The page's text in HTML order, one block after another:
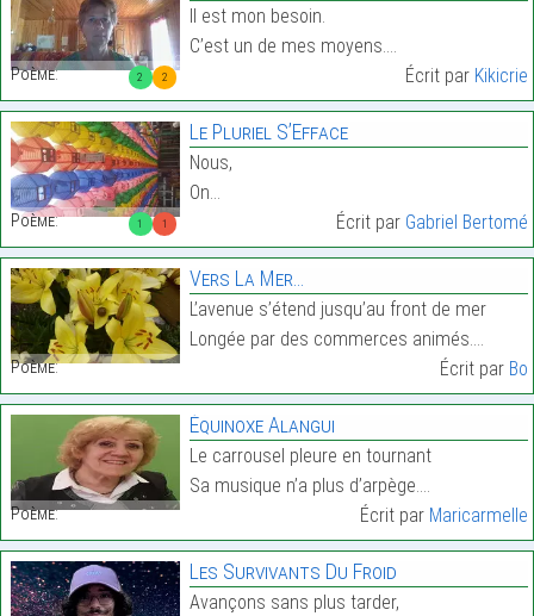
2 2
Poème:
Il est mon besoin.
C’est un de mes moyens.…
Écrit par Kikicrie
1 1
Poème:
Le Pluriel S’Efface
Nous,
On…
Écrit par Gabriel Bertomé
Poème:
Vers La Mer…
L’avenue s’étend jusqu’au front de mer
Longée par des commerces animés.…
Écrit par Bo
Poème:
Équinoxe Alangui
Le carrousel pleure en tournant
Sa musique n’a plus d’arpège.…
Écrit par Maricarmelle
Les Survivants Du Froid
Avançons sans plus tarder,